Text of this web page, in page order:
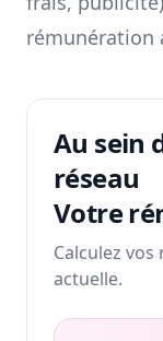
rémunération
Au sein
réseau
Votre
Calculez
actuelle.